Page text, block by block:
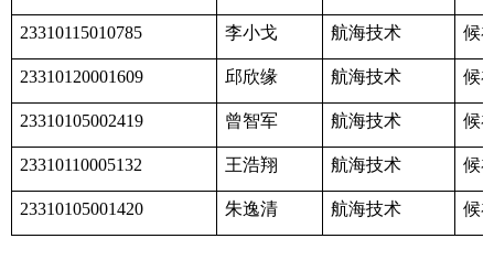
23310115010785 李小戈 航海技术 候
23310120001609 邱欣缘 航海技术 候
23310105002419 曾智军 航海技术 候
23310110005132 王浩翔 航海技术 候
23310105001420 朱逸清 航海技术 候